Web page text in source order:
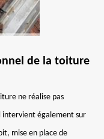
de la toiture
ne réalise pas
intervient également sur
mise en place de